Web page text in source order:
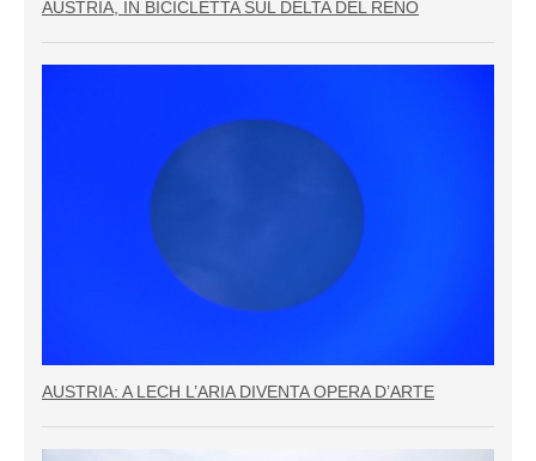
AUSTRIA, IN BICICLETTA SUL DELTA DEL RENO
AUSTRIA: A LECH L’ARIA DIVENTA OPERA D’ARTE